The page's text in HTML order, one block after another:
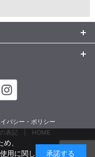
バシー・ポリシー
表記
HOME
、
用に関し
承諾する